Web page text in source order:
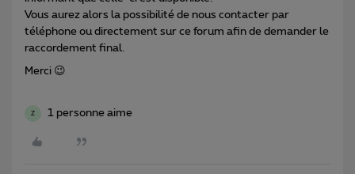
Vous aurez alors la possibilité de nous contacter par
téléphone ou directement sur ce forum afin de demander le
raccordement final.
Merci 😉
Z 1 personne aime